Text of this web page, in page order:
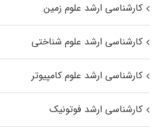
کارشناسی ارشد علوم زمین
کارشناسی ارشد علوم شناختی
کارشناسی ارشد علوم کامپیوتر
کارشناسی ارشد فوتونیک